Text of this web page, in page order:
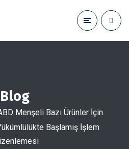
Blog
Menşeli Bazı Ürünler İçin
Başlamış İşlem